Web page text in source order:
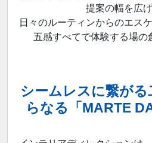
提案の幅を広げ
日々のルーティンからのエス
五感すべてで体験する場の
シームレスに繋が
らなる「MARTE